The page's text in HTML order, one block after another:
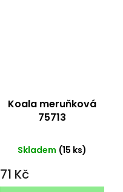
Koala meruňková
75713
Skladem (15 ks)
71 Kč